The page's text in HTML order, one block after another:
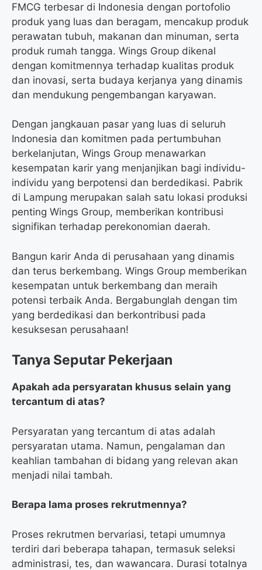
FMCG terbesar di Indonesia dengan portofolio
produk yang luas dan beragam, mencakup produk
perawatan tubuh, makanan dan minuman, serta
produk rumah tangga. Wings Group dikenal
dengan komitmennya terhadap kualitas produk
dan inovasi, serta budaya kerjanya yang dinamis
dan mendukung pengembangan karyawan.
Dengan jangkauan pasar yang luas di seluruh
Indonesia dan komitmen pada pertumbuhan
berkelanjutan, Wings Group menawarkan
kesempatan karir yang menjanjikan bagi individu-
individu yang berpotensi dan berdedikasi. Pabrik
di Lampung merupakan salah satu lokasi produksi
penting Wings Group, memberikan kontribusi
signifikan terhadap perekonomian daerah.
Bangun karir Anda di perusahaan yang dinamis
dan terus berkembang. Wings Group memberikan
kesempatan untuk berkembang dan meraih
potensi terbaik Anda. Bergabunglah dengan tim
yang berdedikasi dan berkontribusi pada
kesuksesan perusahaan!
Tanya Seputar Pekerjaan
Apakah ada persyaratan khusus selain yang
tercantum di atas?
Persyaratan yang tercantum di atas adalah
persyaratan utama. Namun, pengalaman dan
keahlian tambahan di bidang yang relevan akan
menjadi nilai tambah.
Berapa lama proses rekrutmennya?
Proses rekrutmen bervariasi, tetapi umumnya
terdiri dari beberapa tahapan, termasuk seleksi
administrasi, tes, dan wawancara. Durasi totalnya